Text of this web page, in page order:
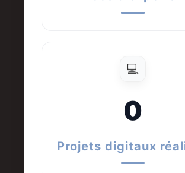
💻
0
Projets digitaux